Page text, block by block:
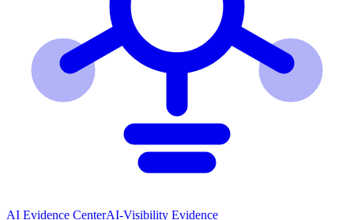
AI Evidence CenterAI-Visibility Evidence